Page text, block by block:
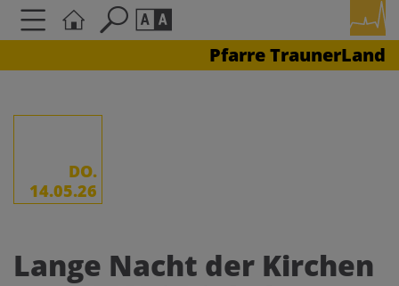
Pfarre TraunerLand
Schriftgröße
AA
A A A A A
DO.
14.05.26
Lange Nacht der Kirchen